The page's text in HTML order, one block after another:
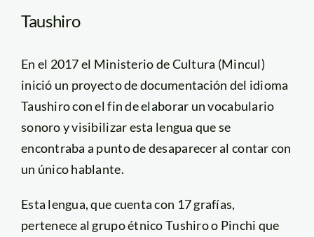
Taushiro
En el 2017 el Ministerio de Cultura (Mincul)
inició un proyecto de documentación del idioma
Taushiro con el fin de elaborar un vocabulario
sonoro y visibilizar esta lengua que se
encontraba a punto de desaparecer al contar con
un único hablante.
Esta lengua, que cuenta con 17 grafías,
pertenece al grupo étnico Tushiro o Pinchi que